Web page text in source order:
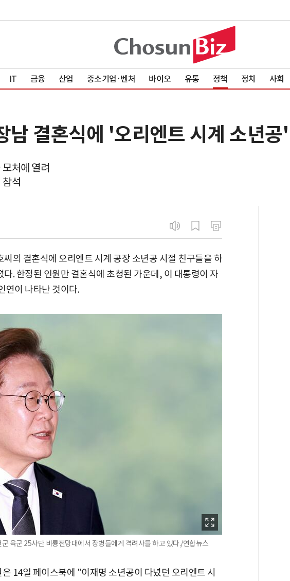
IT 금융 산업 중소기업·벤처 바이오 유통 정책 정치 사회
남 결혼식에 '오리엔트 시계 소년
처에 열려
참석
의 결혼식에 오리엔트 시계 공장 소년공 시절 친구들을 하
. 한정된 인원만 결혼식에 초청된 가운데, 이 대통령이 자
연이 나타난 것이다.
육군 25사단 비룡전망대에서 장병들에게 격려사를 하고 있다./연합뉴스
14일 페이스북에 "이재명 소년공이 다녔던 오리엔트 시